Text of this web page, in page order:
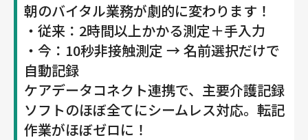
朝のバイタル業務が劇的に変わります！
・従来：2時間以上かかる測定＋手入力
・今：10秒非接触測定 → 名前選択だけで
自動記録
ケアデータコネクト連携で、主要介護記録
ソフトのほぼ全てにシームレス対応。転記
作業がほぼゼロに！